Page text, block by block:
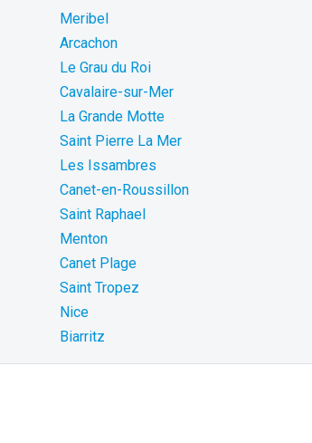
Meribel
Arcachon
Le Grau du Roi
Cavalaire-sur-Mer
La Grande Motte
Saint Pierre La Mer
Les Issambres
Canet-en-Roussillon
Saint Raphael
Menton
Canet Plage
Saint Tropez
Nice
Biarritz